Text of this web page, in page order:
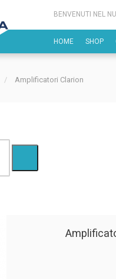
BENVENUTI NEL
HOME SHOP
/ Amplificatori Clarion